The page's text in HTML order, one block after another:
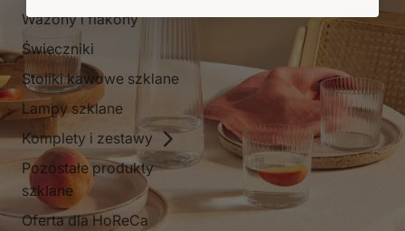
Wazony i flakony
Świeczniki
Stoliki kawowe szklane
Lampy szklane
Komplety i zestawy
Pozostałe produkty
szklane
Oferta dla HoReCa